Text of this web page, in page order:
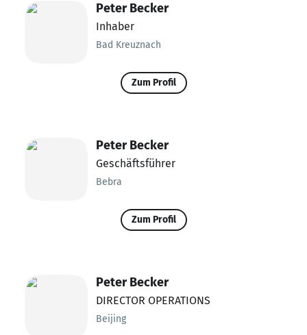
Peter Becker
Inhaber
Bad Kreuznach
Zum Profil
Peter Becker
Geschäftsführer
Bebra
Zum Profil
Peter Becker
DIRECTOR OPERATIONS
Beijing